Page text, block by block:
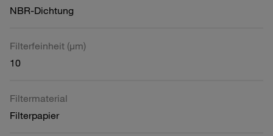
NBR-Dichtung
Filterfeinheit (µm)
10
Filtermaterial
Filterpapier